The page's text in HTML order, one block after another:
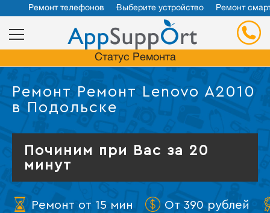
Ремонт телефонов Выберите устройство Ремонт
Статус Ремонта
Ремонт Ремонт Lenovo A2010
в Подольске
Починим при Вас за 20
минут
Ремонт от 15 мин От 390 рублей